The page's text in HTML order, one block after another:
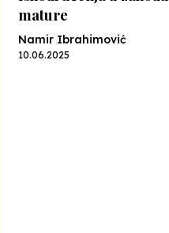
mature
Namir Ibrahimović
10.06.2025